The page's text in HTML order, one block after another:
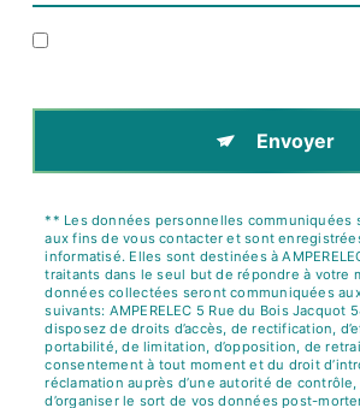
Envoyer
** Les données personnelles communiquées
aux fins de vous contacter et sont
informatisé. Elles sont destinées à
traitants dans le seul but de répondre à votre
données collectées seront communiquées
suivants: AMPERELEC 5 Rue du Bois Jacquot
disposez de droits d’accès, de rectification,
portabilité, de limitation, d’opposition, de
consentement à tout moment et du droit
réclamation auprès d’une autorité de
d’organiser le sort de vos données post-